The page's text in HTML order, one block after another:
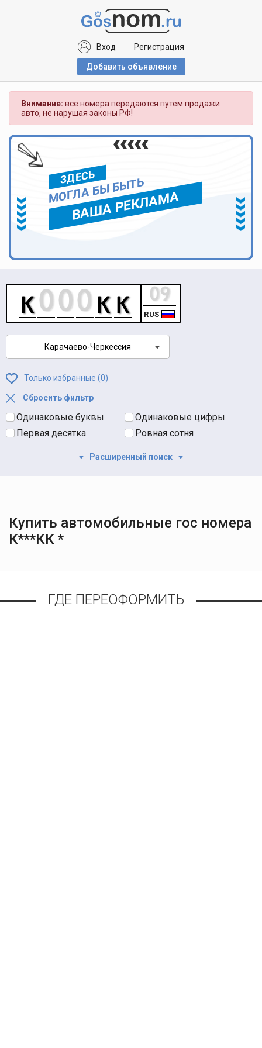
Вход Регистрация
Добавить объявлениe
Внимание: все номера передаются путем продажи
авто, не нарушая законы РФ!
ЗДЕСЬ
МОГЛА БЫ БЫТЬ
ВАША РЕКЛАМА
RUS
Карачаево-Черкессия
Только избранные (0)
Сбросить фильтр
Одинаковые буквы
Одинаковые цифры
Первая десятка
Ровная сотня
Расширенный поиск
Купить автомобильные гос номера
К***КК *
ГДЕ ПЕРЕОФОРМИТЬ